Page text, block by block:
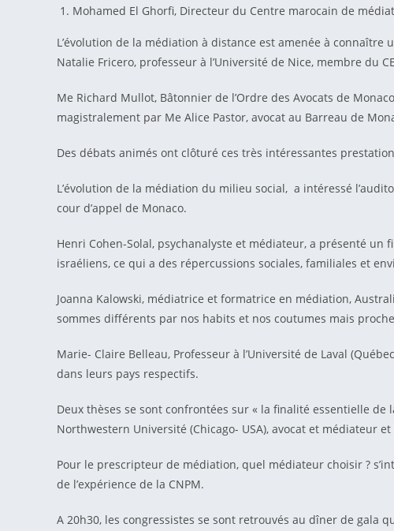
Mohamed El Ghorfi, Directeur du Centre marocain de
L’évolution de la médiation à distance est amenée à
Natalie Fricero, professeur à l’Université de Nice, membre du
Me Richard Mullot, Bâtonnier de l’Ordre des Avocats de
magistralement par Me Alice Pastor, avocat au Barreau de
Des débats animés ont clôturé ces très intéressantes
L’évolution de la médiation du milieu social, a intéressé
cour d’appel de Monaco.
Henri Cohen-Solal, psychanalyste et médiateur, a présenté
israéliens, ce qui a des répercussions sociales, familiales et
Joanna Kalowski, médiatrice et formatrice en médiation,
sommes différents par nos habits et nos coutumes mais
Marie- Claire Belleau, Professeur à l’Université de Laval
dans leurs pays respectifs.
Deux thèses se sont confrontées sur « la finalité essentielle
Northwestern Université (Chicago- USA), avocat et médiateur
Pour le prescripteur de médiation, quel médiateur choisir ?
de l’expérience de la CNPM.
A 20h30, les congressistes se sont retrouvés au dîner de gala